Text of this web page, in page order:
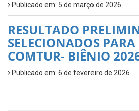
Publicado em: 5 de março de 2026
RESULTADO
SELECIONADOS
COMTUR- BIÊNIO
Publicado em: 6 de fevereiro de 2026